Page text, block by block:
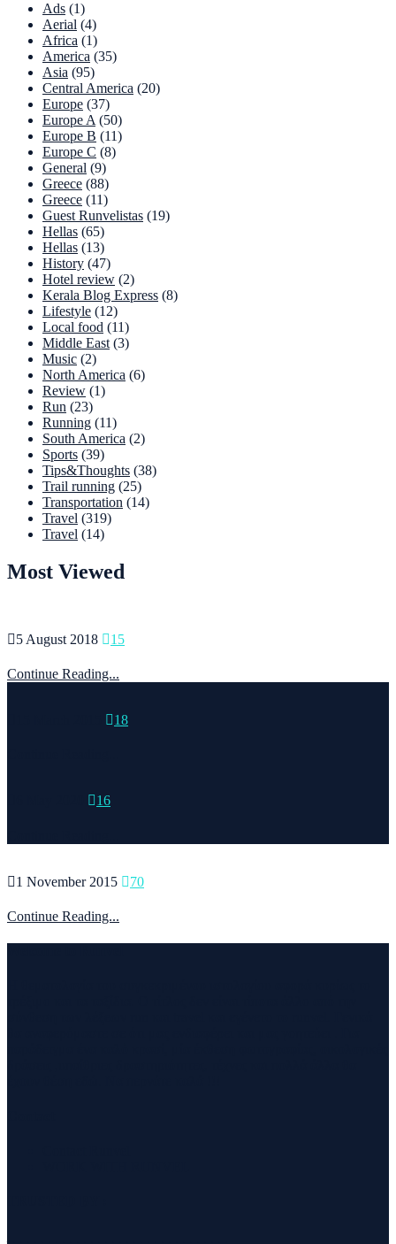
Ads (1)
Aerial (4)
Africa (1)
America (35)
Asia (95)
Central America (20)
Europe (37)
Europe A (50)
Europe B (11)
Europe C (8)
General (9)
Greece (88)
Greece (11)
Guest Runvelistas (19)
Hellas (65)
Hellas (13)
History (47)
Hotel review (2)
Kerala Blog Express (8)
Lifestyle (12)
Local food (11)
Middle East (3)
Music (2)
North America (6)
Review (1)
Run (23)
Running (11)
South America (2)
Sports (39)
Tips&Thoughts (38)
Trail running (25)
Transportation (14)
Travel (319)
Travel (14)
Most Viewed
5 August 2018 15
Continue Reading...
18
16
1 November 2015 70
Continue Reading...